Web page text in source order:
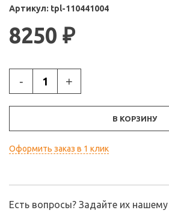
Артикул: tpl-110441004
8250 ₽
- +
В КОРЗИНУ
Оформить заказ в 1 клик
Есть вопросы? Задайте их